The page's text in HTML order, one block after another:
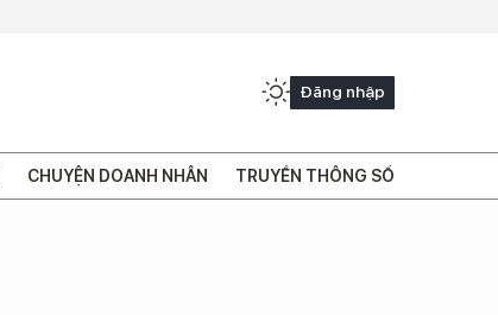
Đăng nhập
CHUYỆN DOANH NHÂN TRUYỀN THÔNG SỐ